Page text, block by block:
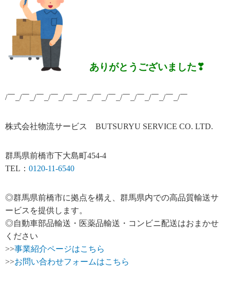
ありがとうございました❣
/￣_/￣_/￣_/￣_/￣_/￣_/￣_/￣_/￣_/￣_/￣_/￣_/￣
株式会社物流サービス BUTSURYU SERVICE CO. LTD.
群馬県前橋市下大島町454-4
TEL： 0120-11-6540
◎群馬県前橋市に拠点を構え、群馬県内での高品質輸送サ
ービスを提供します。
◎自動車部品輸送・医薬品輸送・コンビニ配送はおまかせ
ください
>>事業紹介ページはこちら
>>お問い合わせフォームはこちら